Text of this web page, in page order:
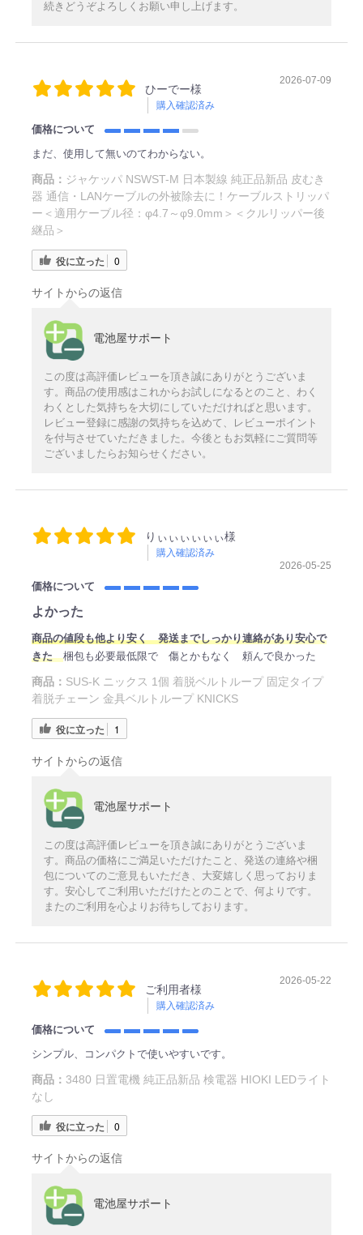
続きどうぞよろしくお願い申し上げます。
ひーでー様
購入確認済み
2026-07-09
価格について
まだ、使用して無いのてわからない。
商品： ジャケッパ NSWST-M 日本製線 純正品新品 皮むき
器 通信・LANケーブルの外被除去に！ケーブルストリッパ
ー＜適用ケーブル径：φ4.7～φ9.0mm＞＜クルリッパー後
継品＞
役に立った 0
サイトからの返信
電池屋サポート
この度は高評価レビューを頂き誠にありがとうございま
す。商品の使用感はこれからお試しになるとのこと、わく
わくとした気持ちを大切にしていただければと思います。
レビュー登録に感謝の気持ちを込めて、レビューポイント
を付与させていただきました。今後ともお気軽にご質問等
ございましたらお知らせください。
りぃぃぃぃぃぃ様
購入確認済み
2026-05-25
価格について
よかった
商品の値段も他より安く 発送までしっかり連絡があり安心で
きた梱包も必要最低限で 傷とかもなく 頼んで良かった
商品： SUS-K ニックス 1個 着脱ベルトループ 固定タイプ
着脱チェーン 金具ベルトループ KNICKS
役に立った 1
サイトからの返信
電池屋サポート
この度は高評価レビューを頂き誠にありがとうございま
す。商品の価格にご満足いただけたこと、発送の連絡や梱
包についてのご意見もいただき、大変嬉しく思っておりま
す。安心してご利用いただけたとのことで、何よりです。
またのご利用を心よりお待ちしております。
ご利用者様
購入確認済み
2026-05-22
価格について
シンプル、コンパクトで使いやすいです。
商品： 3480 日置電機 純正品新品 検電器 HIOKI LEDライト
なし
役に立った 0
サイトからの返信
電池屋サポート